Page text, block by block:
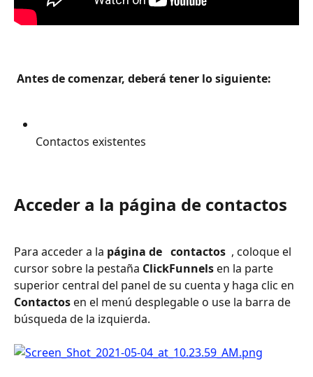
Antes de comenzar, deberá tener lo siguiente:
Contactos existentes
Acceder a la página de contactos
Para acceder a la página de contactos , coloque el
cursor sobre la pestaña ClickFunnels en la parte
superior central del panel de su cuenta y haga clic en
Contactos en el menú desplegable o use la barra de
búsqueda de la izquierda.